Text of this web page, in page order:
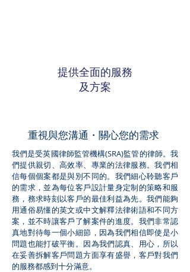
提供全面的服務
及方案
重視與您溝通・關心您的需求
我們是受英國律師監管機構(SRA)監管的律師。我
們提供親切、高效率、專業的法律服務。我們相
信每個個案都是與別不同的。我們細心聆聽客戶
的需求，並為每位客戶設計量身定制的策略和服
務，務求時刻以客戶的最佳利益為先。我們能夠
用通俗易懂的英文或中文解釋法律術語和不同方
案，並不時讓客戶了解案件的進度。我們非常認
真地對待每一個小細節，因為我們相信即使是小
問題也能打破平衡。因為我們認真、用心，所以
在妥善拆解客戶問題方面享有盛譽，客戶對我們
的服務都感到十分滿意。